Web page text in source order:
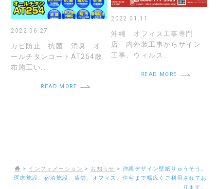
2022.06.27
カビ防止 抗菌 消臭 オ
ールチタンコートAT254散
布施工い…
READ MORE
2022.01.11
沖縄 オフィス工事専門
店 内外装工事からサイン
工事、ウィルス…
READ MORE
> インフォメーション > お知らせ > 沖縄デザイン壁紙りゅうそう。
医療施設、宿泊施設、店舗、オフィス、住宅まで幅広くご利用されてお
ります。